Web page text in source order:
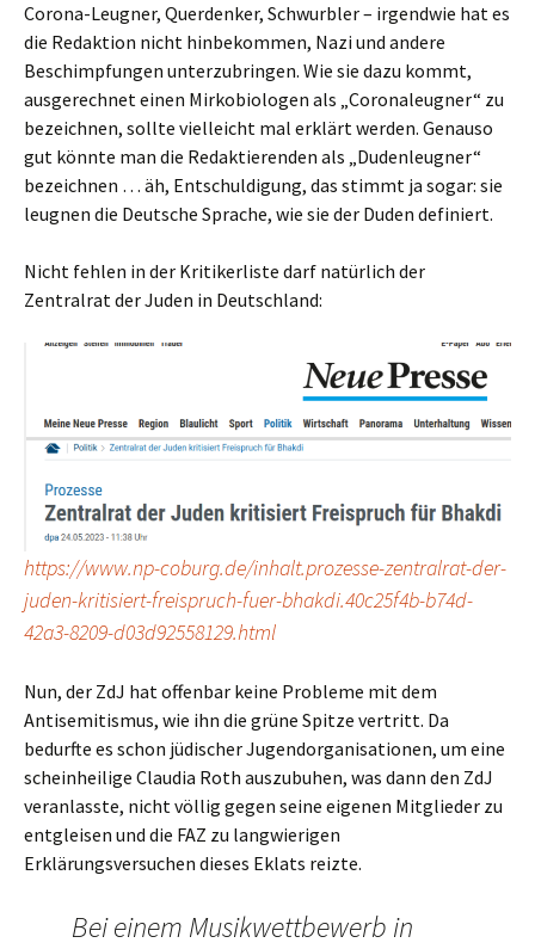
Corona-Leugner, Querdenker, Schwurbler – irgendwie hat es
die Redaktion nicht hinbekommen, Nazi und andere
Beschimpfungen unterzubringen. Wie sie dazu kommt,
ausgerechnet einen Mirkobiologen als „Coronaleugner“ zu
bezeichnen, sollte vielleicht mal erklärt werden. Genauso
gut könnte man die Redaktierenden als „Dudenleugner“
bezeichnen … äh, Entschuldigung, das stimmt ja sogar: sie
leugnen die Deutsche Sprache, wie sie der Duden definiert.
Nicht fehlen in der Kritikerliste darf natürlich der
Zentralrat der Juden in Deutschland:
https://www.np-coburg.de/inhalt.prozesse-zentralrat-der-
juden-kritisiert-freispruch-fuer-bhakdi.40c25f4b-b74d-
42a3-8209-d03d92558129.html
Nun, der ZdJ hat offenbar keine Probleme mit dem
Antisemitismus, wie ihn die grüne Spitze vertritt. Da
bedurfte es schon jüdischer Jugendorganisationen, um eine
scheinheilige Claudia Roth auszubuhen, was dann den ZdJ
veranlasste, nicht völlig gegen seine eigenen Mitglieder zu
entgleisen und die FAZ zu langwierigen
Erklärungsversuchen dieses Eklats reizte.
Bei einem Musikwettbewerb in